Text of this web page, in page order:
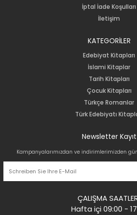
İptal İade Koşulları
İletişim
KATEGORİLER
Edebiyat Kitapları
İslami Kitaplar
Tarih Kitapları
Çocuk Kitapları
Türkçe Romanlar
Türk Edebiyatı
Newsletter Kayıt
Kampanyalarımızdan ve indirimlerimizden
ÇALIŞMA
Hafta içi 09:00 -